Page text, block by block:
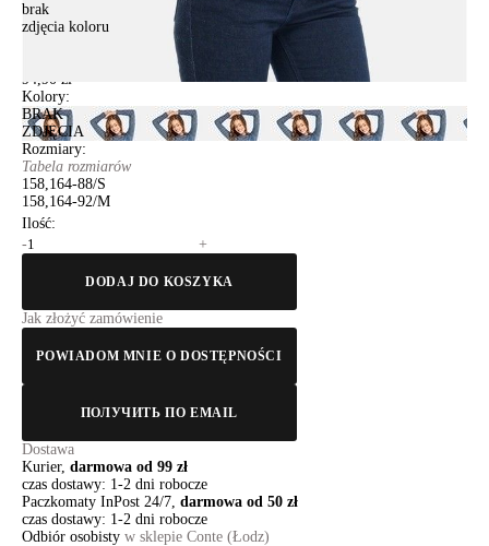
brak
zdjęcia koloru
Skoczek damska CELG LD 686, r.158,164-88, niebieski-biały
Skoczek damska CELG LD 686, r.158,164-88, niebieski-biały
94,90 zł
Kolory:
BRAK
ZDJĘCIA
Rozmiary:
Tabela rozmiarów
158,164-88/S
158,164-92/M
Ilość:
-
+
DODAJ DO KOSZYKA
Jak złożyć zamówienie
POWIADOM MNIE O DOSTĘPNOŚCI
ПОЛУЧИТЬ ПО EMAIL
Dostawa
Kurier, darmowa od 99 zł
czas dostawy: 1-2 dni robocze
Paczkomaty InPost 24/7, darmowa od 50 zł
czas dostawy: 1-2 dni robocze
Odbiór osobisty w sklepie Conte (Łodz)